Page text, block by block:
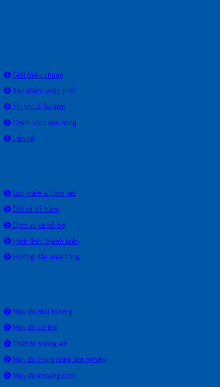
Giới thiệu chung
Sản phẩm phân phối
Tin tức & Sự kiện
Chính sách bán hàng
Liên hệ
Bảo hành & Cam kết
Đổi và trả hàng
Dịch vụ và hỗ trợ
Hình thức thanh toán
Hướng dẫn mua hàng
Máy đo môi trường
Máy đo cơ khí
Thiết bị phòng lab
Máy đo trong nông lâm nghiệp
Máy đo khoảng cách